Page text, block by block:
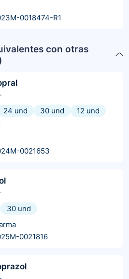
0018474-R1
con otras
24 und 30 und
12 und
0021653
30 und
0021816